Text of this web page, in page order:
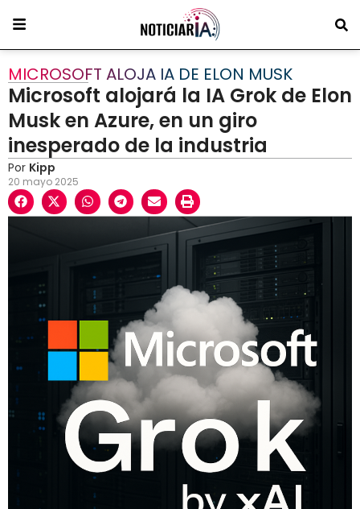
MICROSOFT ALOJA IA DE ELON MUSK
Microsoft alojará la IA Grok de Elon
Musk en Azure, en un giro
inesperado de la industria
Por Kipp
20 mayo 2025